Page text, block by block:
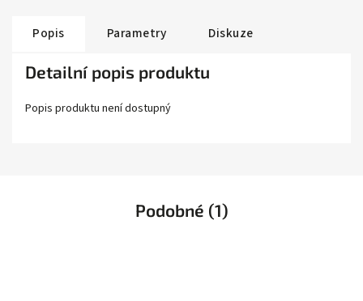
Popis Parametry Diskuze
Detailní popis produktu
Popis produktu není dostupný
Podobné (1)